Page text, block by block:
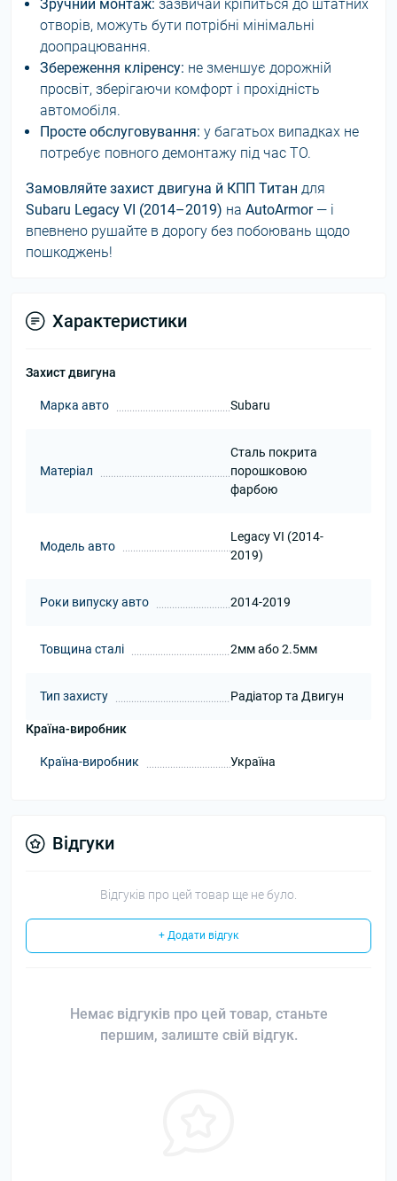
Зручний монтаж: зазвичай кріпиться до штатних
отворів, можуть бути потрібні мінімальні
доопрацювання.
Збереження кліренсу: не зменшує дорожній
просвіт, зберігаючи комфорт і прохідність
автомобіля.
Просте обслуговування: у багатьох випадках не
потребує повного демонтажу під час ТО.
Замовляйте захист двигуна й КПП Титан для
Subaru Legacy VI (2014–2019) на AutoArmor— і
впевнено рушайте в дорогу без побоювань щодо
пошкоджень!
Характеристики
Захист двигуна
Марка авто Subaru
Матеріал
Сталь покрита
порошковою
фарбою
Модель авто
Legacy VI (2014-
2019)
Роки випуску авто 2014-2019
Товщина сталі 2мм або 2.5мм
Тип захисту Радіатор та Двигун
Країна-виробник
Країна-виробник Україна
Відгуки
Відгуків про цей товар ще не було.
+ Додати відгук
Немає відгуків про цей товар, станьте
першим, залиште свій відгук.